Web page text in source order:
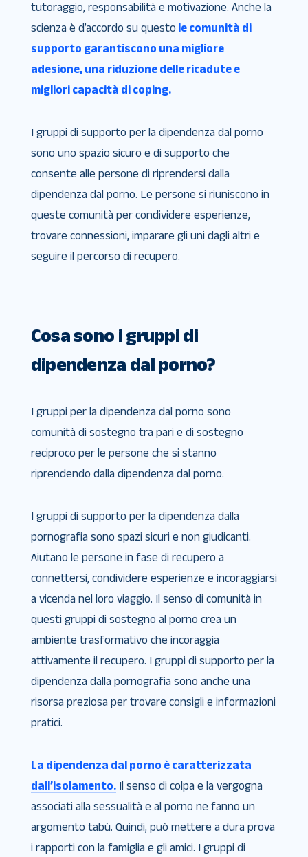
tutoraggio, responsabilità e motivazione. Anche la
scienza è d’accordo su questo le comunità di
supporto garantiscono una migliore
adesione, una riduzione delle ricadute e
migliori capacità di coping.
I gruppi di supporto per la dipendenza dal porno
sono uno spazio sicuro e di supporto che
consente alle persone di riprendersi dalla
dipendenza dal porno. Le persone si riuniscono in
queste comunità per condividere esperienze,
trovare connessioni, imparare gli uni dagli altri e
seguire il percorso di recupero.
Cosa sono i gruppi di
dipendenza dal porno?
I gruppi per la dipendenza dal porno sono
comunità di sostegno tra pari e di sostegno
reciproco per le persone che si stanno
riprendendo dalla dipendenza dal porno.
I gruppi di supporto per la dipendenza dalla
pornografia sono spazi sicuri e non giudicanti.
Aiutano le persone in fase di recupero a
connettersi, condividere esperienze e incoraggiarsi
a vicenda nel loro viaggio. Il senso di comunità in
questi gruppi di sostegno al porno crea un
ambiente trasformativo che incoraggia
attivamente il recupero. I gruppi di supporto per la
dipendenza dalla pornografia sono anche una
risorsa preziosa per trovare consigli e informazioni
pratici.
La dipendenza dal porno è caratterizzata
dall’isolamento.Il senso di colpa e la vergogna
associati alla sessualità e al porno ne fanno un
argomento tabù. Quindi, può mettere a dura prova
i rapporti con la famiglia e gli amici. I gruppi di